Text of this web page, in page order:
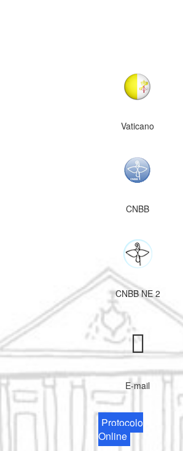
Vaticano
CNBB
CNBB NE 2
E-mail
Protocolo
Online